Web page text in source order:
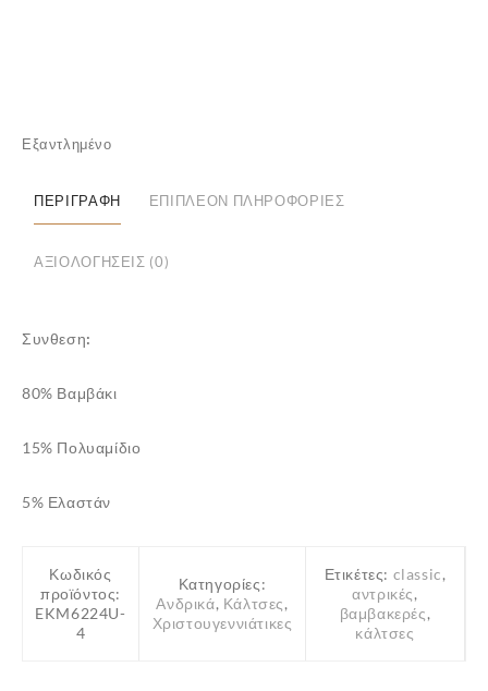
Εξαντλημένο
ΠΕΡΙΓΡΑΦΉ ΕΠΙΠΛΈΟΝ ΠΛΗΡΟΦΟΡΊΕΣ
ΑΞΙΟΛΟΓΉΣΕΙΣ (0)
Συνθεση:
80% Βαμβάκι
15% Πολυαμίδιο
5% Ελαστάν
Κωδικός
προϊόντος:
EKM6224U-
4
Κατηγορίες:
Ανδρικά, Κάλτσες,
Χριστουγεννιάτικες
Ετικέτες: classic,
αντρικές,
βαμβακερές,
κάλτσες